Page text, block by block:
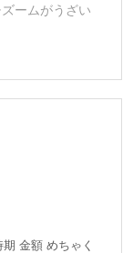
ームがうざい
金額 めちゃく